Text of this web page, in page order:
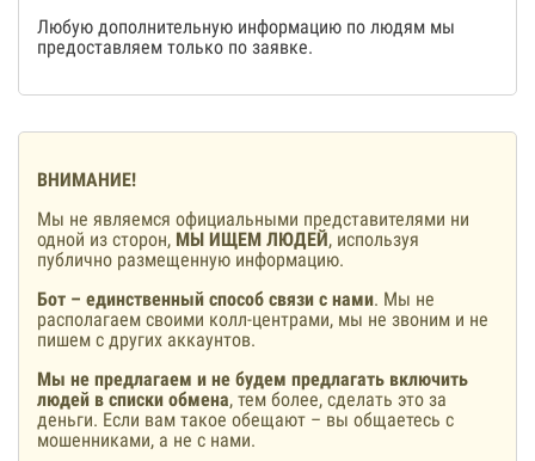
Любую дополнительную информацию по людям мы
предоставляем только по заявке.
ВНИМАНИЕ!
Мы не являемся официальными представителями ни
одной из сторон, МЫ ИЩЕМ ЛЮДЕЙ, используя
публично размещенную информацию.
Бот – единственный способ связи с нами. Мы не
располагаем своими колл-центрами, мы не звоним и не
пишем с других аккаунтов.
Мы не предлагаем и не будем предлагать включить
людей в списки обмена, тем более, сделать это за
деньги. Если вам такое обещают – вы общаетесь с
мошенниками, а не с нами.